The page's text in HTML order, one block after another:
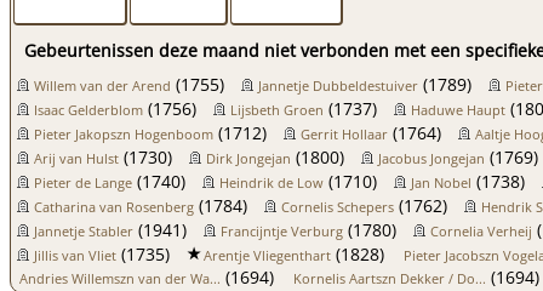
Gebeurtenissen deze maand niet verbonden met een
Willem van der Arend (1755) Jannetje Dubbeldestuiver (1789)
Isaac Gelderblom (1756) Lijsbeth Groen (1737) Haduwe Haupt
Pieter Jakopszn Hogenboom (1712) Gerrit Hollaar (1764)
Aaltje
Arij van Hulst (1730) Dirk Jongejan (1800) Jacobus Jongejan (1769)
Pieter de Lange (1740) Heindrik de Low (1710) Jan Nobel (1738)
Catharina van Rosenberg (1784) Cornelis Schepers (1762)
Hendrik
Jannetje Stabler (1941) Francijntje Verburg (1780) Cornelia Verheij
Jillis van Vliet (1735) Arentje Vliegenthart (1828)
Pieter Jacobszn
Andries Willemszn van der Wa... (1694) Kornelis Aartszn Dekker / Do... (1694)